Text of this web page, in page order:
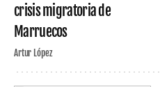
crisis migratoria de
Marruecos
Artur López